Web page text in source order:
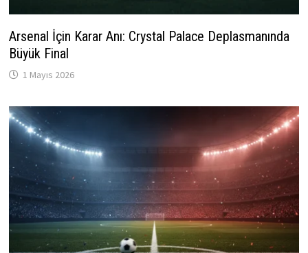
Arsenal İçin Karar Anı: Crystal Palace Deplasmanında
Büyük Final
1 Mayıs 2026